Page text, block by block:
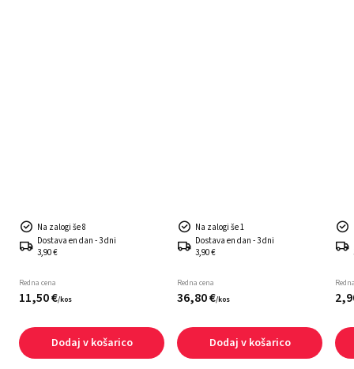
Na zalogi še 8
Dostava en dan - 3 dni
3,90 €
Redna cena
11,50€/kos
Dodaj v košarico
Na zalogi še 1
Dostava en dan - 3 dni
3,90 €
Redna cena
36,80€/kos
Dodaj v košarico
2,